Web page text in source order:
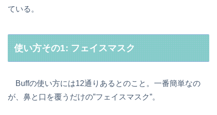
ている。
使い方その1: フェイスマスク
Buffの使い方には12通りあるとのこと。一番簡単なの
が、鼻と口を覆うだけの”フェイスマスク”。